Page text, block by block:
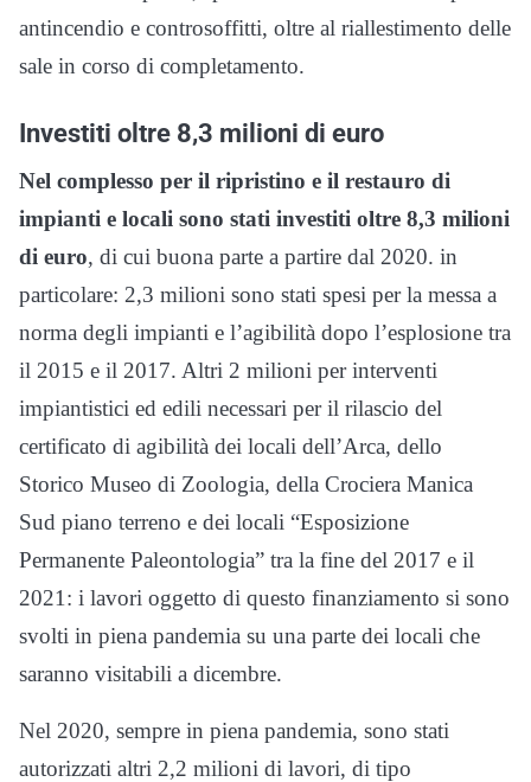
antincendio e controsoffitti, oltre al riallestimento delle
sale in corso di completamento.
Investiti oltre 8,3 milioni di euro
Nel complesso per il ripristino e il restauro di
impianti e locali sono stati investiti oltre 8,3 milioni
di euro, di cui buona parte a partire dal 2020. in
particolare: 2,3 milioni sono stati spesi per la messa a
norma degli impianti e l’agibilità dopo l’esplosione tra
il 2015 e il 2017. Altri 2 milioni per interventi
impiantistici ed edili necessari per il rilascio del
certificato di agibilità dei locali dell’Arca, dello
Storico Museo di Zoologia, della Crociera Manica
Sud piano terreno e dei locali “Esposizione
Permanente Paleontologia” tra la fine del 2017 e il
2021: i lavori oggetto di questo finanziamento si sono
svolti in piena pandemia su una parte dei locali che
saranno visitabili a dicembre.
Nel 2020, sempre in piena pandemia, sono stati
autorizzati altri 2,2 milioni di lavori, di tipo